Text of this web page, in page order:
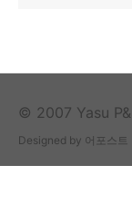
© 2007 Yasu
Designed by 어포스트